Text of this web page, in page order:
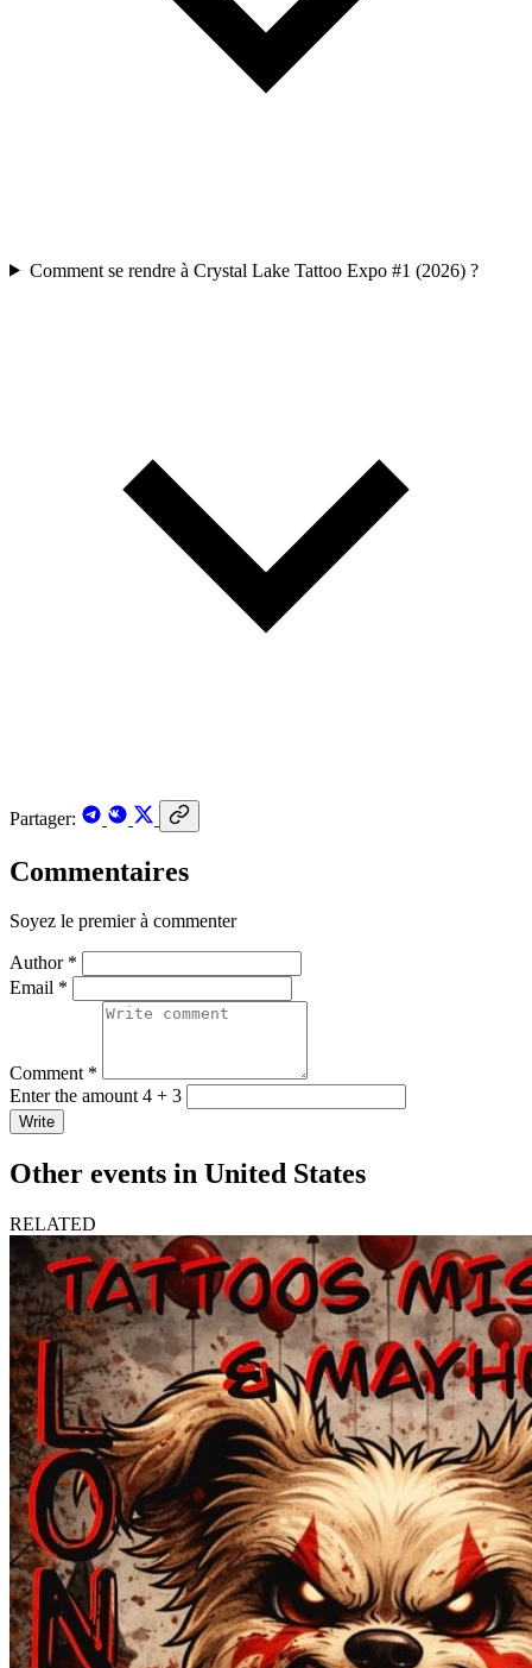
Comment se rendre à Crystal Lake Tattoo Expo #1 (2026) ?
Partager:
Commentaires
Soyez le premier à commenter
Author *
Email *
Comment *
Enter the amount 4 + 3
Write
Other events in United States
RELATED